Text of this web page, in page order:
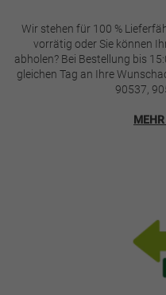
Wir stehen für 100 %
vorrätig oder Sie können
abholen? Bei Bestellung bis
gleichen Tag an Ihre
90537,